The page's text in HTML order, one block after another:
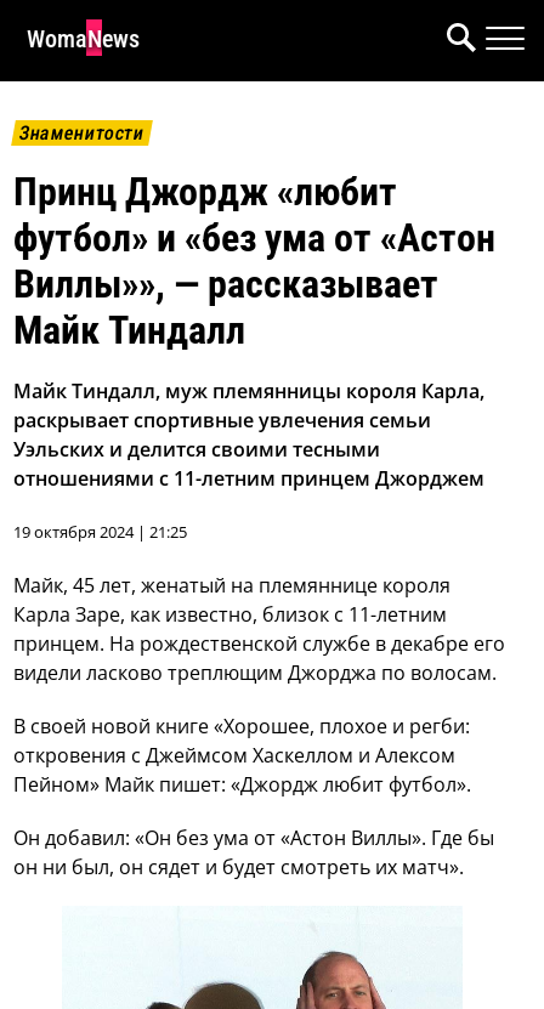
WomaNews
Знаменитости
Принц Джордж «любит
футбол» и «без ума от «Астон
Виллы»», — рассказывает
Майк Тиндалл
Майк Тиндалл, муж племянницы короля Карла,
раскрывает спортивные увлечения семьи
Уэльских и делится своими тесными
отношениями с 11-летним принцем Джорджем
19 октября 2024 | 21:25
Майк, 45 лет, женатый на племяннице короля
Карла Заре, как известно, близок с 11-летним
принцем. На рождественской службе в декабре его
видели ласково треплющим Джорджа по волосам.
В своей новой книге «Хорошее, плохое и регби:
откровения с Джеймсом Хаскеллом и Алексом
Пейном» Майк пишет: «Джордж любит футбол».
Он добавил: «Он без ума от «Астон Виллы». Где бы
он ни был, он сядет и будет смотреть их матч».